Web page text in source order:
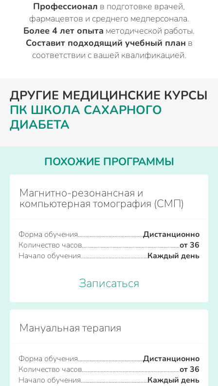
Профессионал в подготовке врачей,
фармацевтов и среднего медперсонала.
Более 4 лет опыта методической работы.
Составит подходящий учебный план в
соответствии с вашей квалификацией.
ДРУГИЕ МЕДИЦИНСКИЕ КУРСЫ
ПК ШКОЛА САХАРНОГО
ДИАБЕТА
ПОХОЖИЕ ПРОГРАММЫ
Магнитно-резонансная и
компьютерная томография (СМП)
Форма обучения
Дистанционно
Количество часов
от 36
Начало обучения
Каждый день
Записаться
Мануальная терапия
Форма обучения
Дистанционно
Количество часов
от 36
Начало обучения
Каждый день